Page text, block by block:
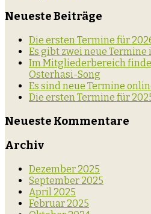
Neueste Beiträge
Die ersten Termine für
Es gibt zwei neue Termine
Im Mitgliederbereich
Osterhasi-Song
Es sind neue Termine
Die ersten Termine für
Neueste Kommentare
Archiv
Dezember 2025
September 2025
April 2025
Februar 2025